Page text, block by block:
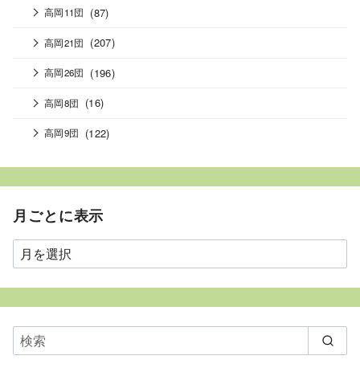
高岡11団 (87)
高岡21団 (207)
高岡26団 (196)
高岡8団 (16)
高岡9団 (122)
月ごとに表示
月
ご
と
表
示